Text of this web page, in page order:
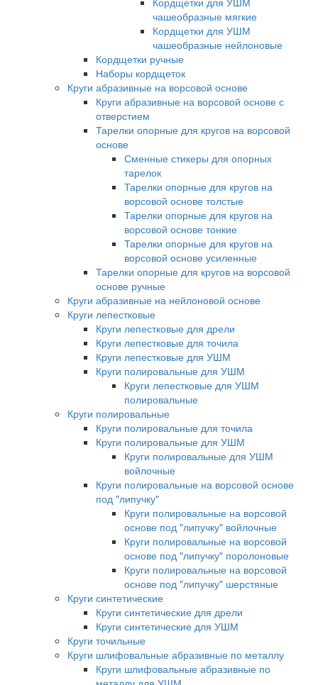
чашеобразные мягкие
Кордщетки для УШМ
чашеобразные нейлоновые
Кордщетки ручные
Наборы кордщеток
Круги абразивные на ворсовой основе
Круги абразивные на ворсовой основе с
отверстием
Тарелки опорные для кругов на ворсовой
основе
Сменные стикеры для опорных
тарелок
Тарелки опорные для кругов на
ворсовой основе толстые
Тарелки опорные для кругов на
ворсовой основе тонкие
Тарелки опорные для кругов на
ворсовой основе усиленные
Тарелки опорные для кругов на ворсовой
основе ручные
Круги абразивные на нейлоновой основе
Круги лепестковые
Круги лепестковые для дрели
Круги лепестковые для точила
Круги лепестковые для УШМ
Круги полировальные для УШМ
Круги лепестковые для УШМ
полировальные
Круги полировальные
Круги полировальные для точила
Круги полировальные для УШМ
Круги полировальные для УШМ
войлочные
Круги полировальные на ворсовой основе
под "липучку"
Круги полировальные на ворсовой
основе под "липучку" войлочные
Круги полировальные на ворсовой
основе под "липучку" поролоновые
Круги полировальные на ворсовой
основе под "липучку" шерстяные
Круги синтетические
Круги синтетические для дрели
Круги синтетические для УШМ
Круги точильные
Круги шлифовальные абразивные по металлу
Круги шлифовальные абразивные по